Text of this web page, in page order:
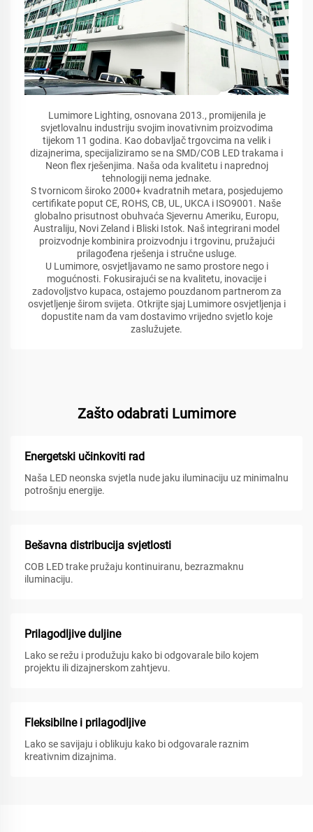
Lumimore Lighting, osnovana 2013., promijenila je
svjetlovalnu industriju svojim inovativnim proizvodima
tijekom 11 godina. Kao dobavljač trgovcima na velik i
dizajnerima, specijaliziramo se na SMD/COB LED trakama i
Neon flex rješenjima. Naša oda kvalitetu i naprednoj
tehnologiji nema jednake.
S tvornicom široko 2000+ kvadratnih metara, posjedujemo
certifikate poput CE, ROHS, CB, UL, UKCA i ISO9001. Naše
globalno prisutnost obuhvaća Sjevernu Ameriku, Europu,
Australiju, Novi Zeland i Bliski Istok. Naš integrirani model
proizvodnje kombinira proizvodnju i trgovinu, pružajući
prilagođena rješenja i stručne usluge.
U Lumimore, osvjetljavamo ne samo prostore nego i
mogućnosti. Fokusirajući se na kvalitetu, inovacije i
zadovoljstvo kupaca, ostajemo pouzdanom partnerom za
osvjetljenje širom svijeta. Otkrijte sjaj Lumimore osvjetljenja i
dopustite nam da vam dostavimo vrijedno svjetlo koje
zaslužujete.
Zašto odabrati Lumimore
Energetski učinkoviti rad
Naša LED neonska svjetla nude jaku iluminaciju uz minimalnu
potrošnju energije.
Bešavna distribucija svjetlosti
COB LED trake pružaju kontinuiranu, bezrazmaknu
iluminaciju.
Prilagodljive duljine
Lako se režu i produžuju kako bi odgovarale bilo kojem
projektu ili dizajnerskom zahtjevu.
Fleksibilne i prilagodljive
Lako se savijaju i oblikuju kako bi odgovarale raznim
kreativnim dizajnima.